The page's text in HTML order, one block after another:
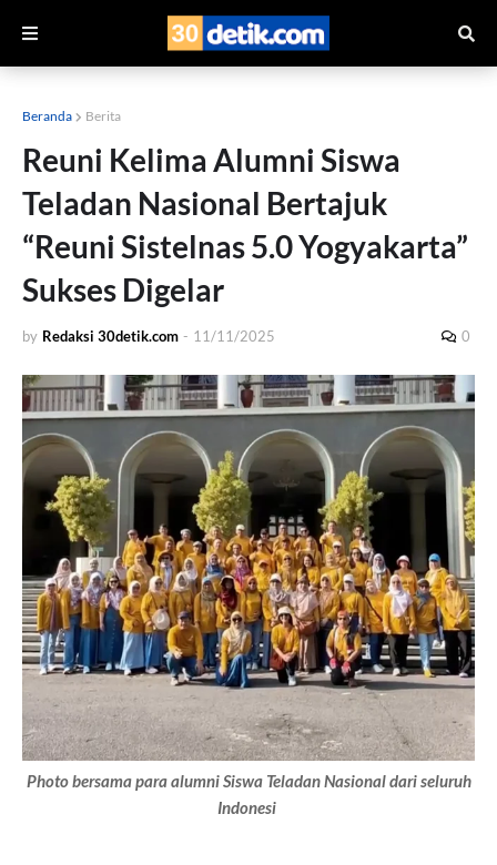
Beranda Berita
Reuni Kelima Alumni Siswa
Teladan Nasional Bertajuk
“Reuni Sistelnas 5.0 Yogyakarta”
Sukses Digelar
by Redaksi 30detik.com - 11/11/2025 0
Photo bersama paraalumni Siswa Teladan Nasional dari seluruh
Indonesi